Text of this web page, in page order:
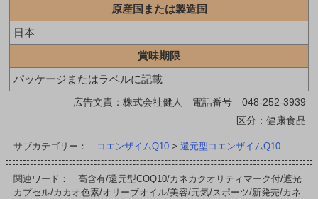
原産国または製造国
日本
賞味期限
パッケージまたはラベルに記載
広告文責：株式会社健人 電話番号 048-252-3939
区分：健康食品
サブカテゴリー： コエンザイムQ10 > 還元型コエンザイムQ10
関連ワード： 高含有/還元型COQ10/カネカクオリティマーク付/遮光
カプセル/カカオ色素/オリーブオイル/美容/元気/スポーツ/新発売/カネ